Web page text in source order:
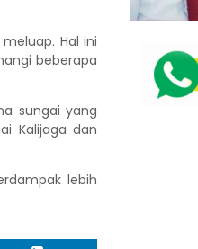
Hal ini
beberapa
sungai yang
Kalijaga dan
lebih